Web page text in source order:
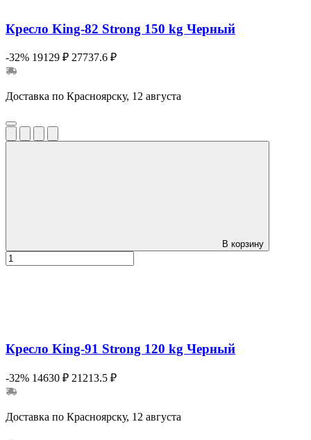
Кресло King-82 Strong 150 kg Черный
-32% 19129 ₽ 27737.6 ₽
Доставка по Красноярску, 12 августа
В корзину
Кресло King-91 Strong 120 kg Черный
-32% 14630 ₽ 21213.5 ₽
Доставка по Красноярску, 12 августа